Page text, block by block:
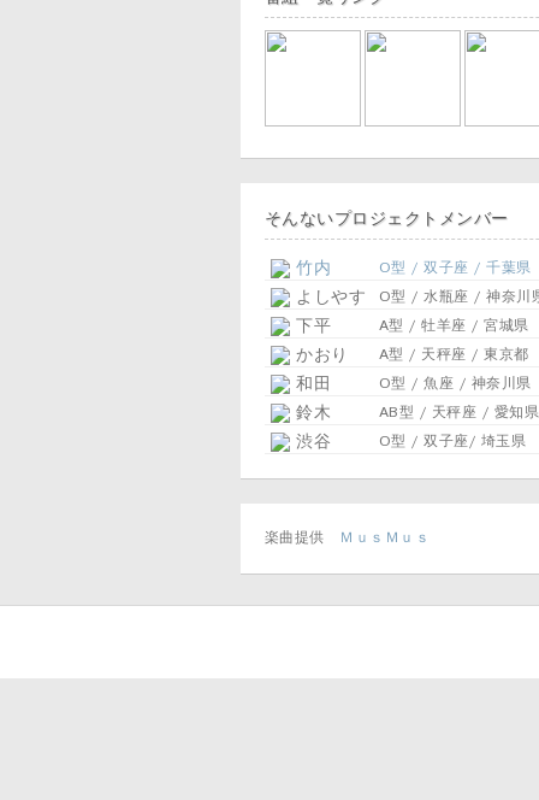
そんないプロジェクトメンバー
竹内 O型 / 双子座 / 千葉県
よしやす O型 / 水瓶座 / 神奈川
下平 A型 / 牡羊座 / 宮城県
かおり A型 / 天秤座 / 東京都
和田 O型 / 魚座 / 神奈川県
鈴木 AB型 / 天秤座 / 愛知県
渋谷 O型 / 双子座/ 埼玉県
楽曲提供 ＭｕｓＭｕｓ